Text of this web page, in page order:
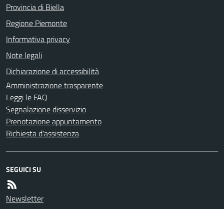
Provincia di Biella
Regione Piemonte
Informativa privacy
Note legali
Dichiarazione di accessibilità
Amministrazione trasparente
Leggi le FAQ
Segnalazione disservizio
Prenotazione appuntamento
Richiesta d'assistenza
SEGUICI SU
Newsletter